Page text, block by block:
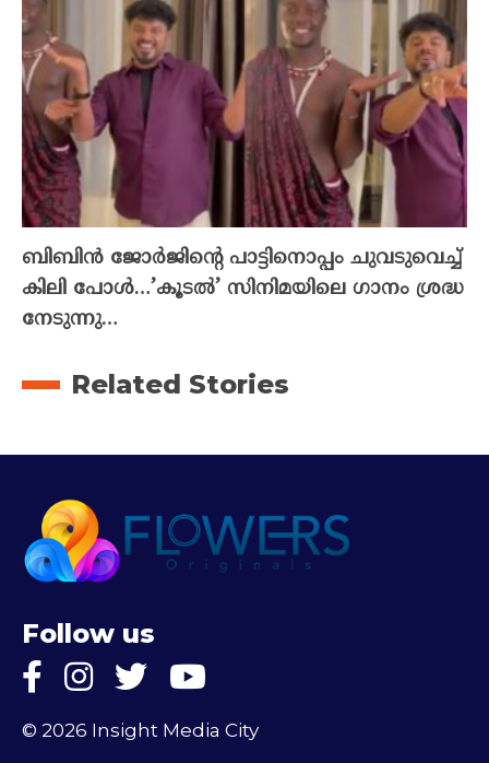
ബിബിൻ ജോർജിന്റെ പാട്ടിനൊപ്പം ചുവടുവെച്ച്
കിലി പോൾ…’കൂടൽ’ സിനിമയിലെ ഗാനം ശ്രദ്ധ
നേടുന്നു…
Related Stories
Follow us
© 2026 Insight Media City